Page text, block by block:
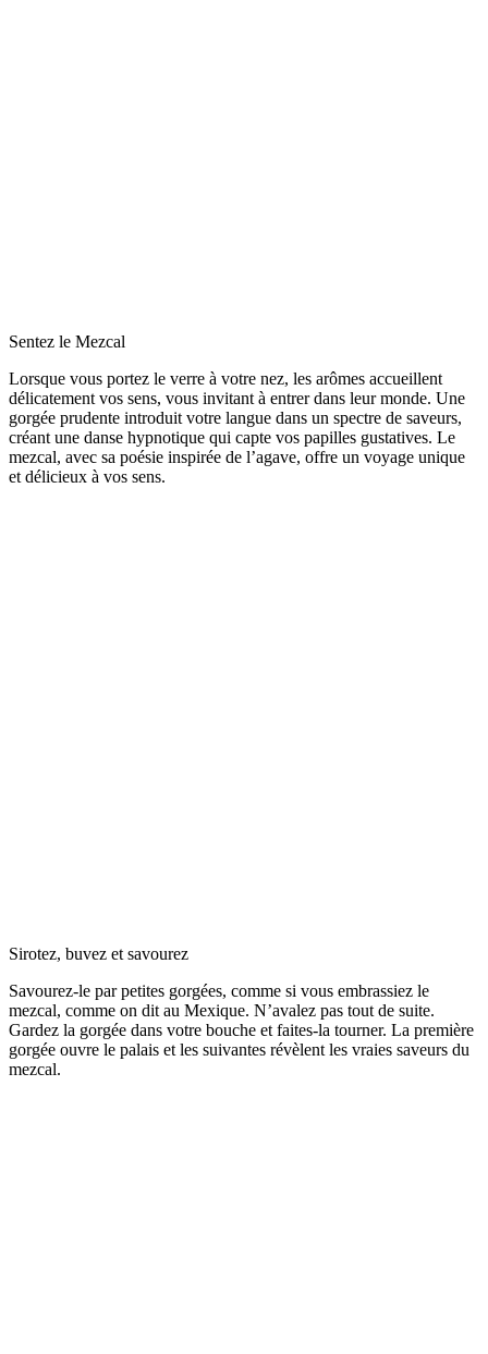
Sentez le Mezcal
Lorsque vous portez le verre à votre nez, les arômes accueillent
délicatement vos sens, vous invitant à entrer dans leur monde. Une
gorgée prudente introduit votre langue dans un spectre de saveurs,
créant une danse hypnotique qui capte vos papilles gustatives. Le
mezcal, avec sa poésie inspirée de l’agave, offre un voyage unique
et délicieux à vos sens.
Sirotez, buvez et savourez
Savourez-le par petites gorgées, comme si vous embrassiez le
mezcal, comme on dit au Mexique. N’avalez pas tout de suite.
Gardez la gorgée dans votre bouche et faites-la tourner. La première
gorgée ouvre le palais et les suivantes révèlent les vraies saveurs du
mezcal.